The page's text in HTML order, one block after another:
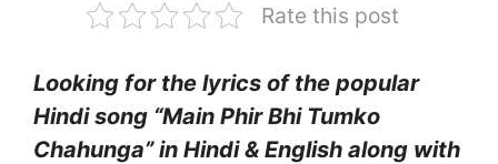
Rate this post
Looking for the lyrics of the popular
Hindi song “Main Phir Bhi Tumko
Chahunga” in Hindi & English along with